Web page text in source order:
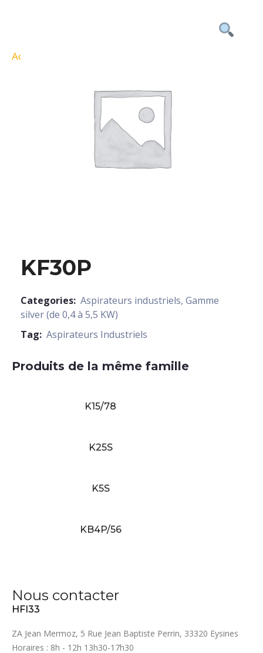
Accueil
KF30P
Categories: Aspirateurs industriels, Gamme
silver (de 0,4 à 5,5 KW)
Tag: Aspirateurs Industriels
Produits de la même famille
K15/78
K25S
K5S
KB4P/56
Nous contacter
HFI33
ZA Jean Mermoz, 5 Rue Jean Baptiste Perrin, 33320 Eysines
Horaires : 8h - 12h 13h30-17h30